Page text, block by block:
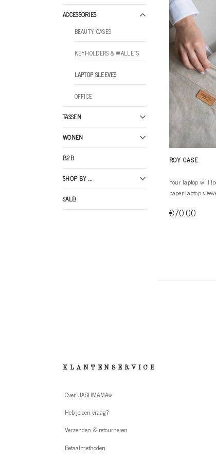
ACCESSORIES
BEAUTY CASES
KEYHOLDERS & WALLETS
LAPTOP SLEEVES
OFFICE
TASSEN
WONEN
B2B
SHOP BY ...
SALE!
ROY CASE
Your laptop will
paper laptop
€70,00
KLANTENSERVICE
Over UASHMAMA®
Heb je een vraag?
Verzenden & retourneren
Betaalmethoden